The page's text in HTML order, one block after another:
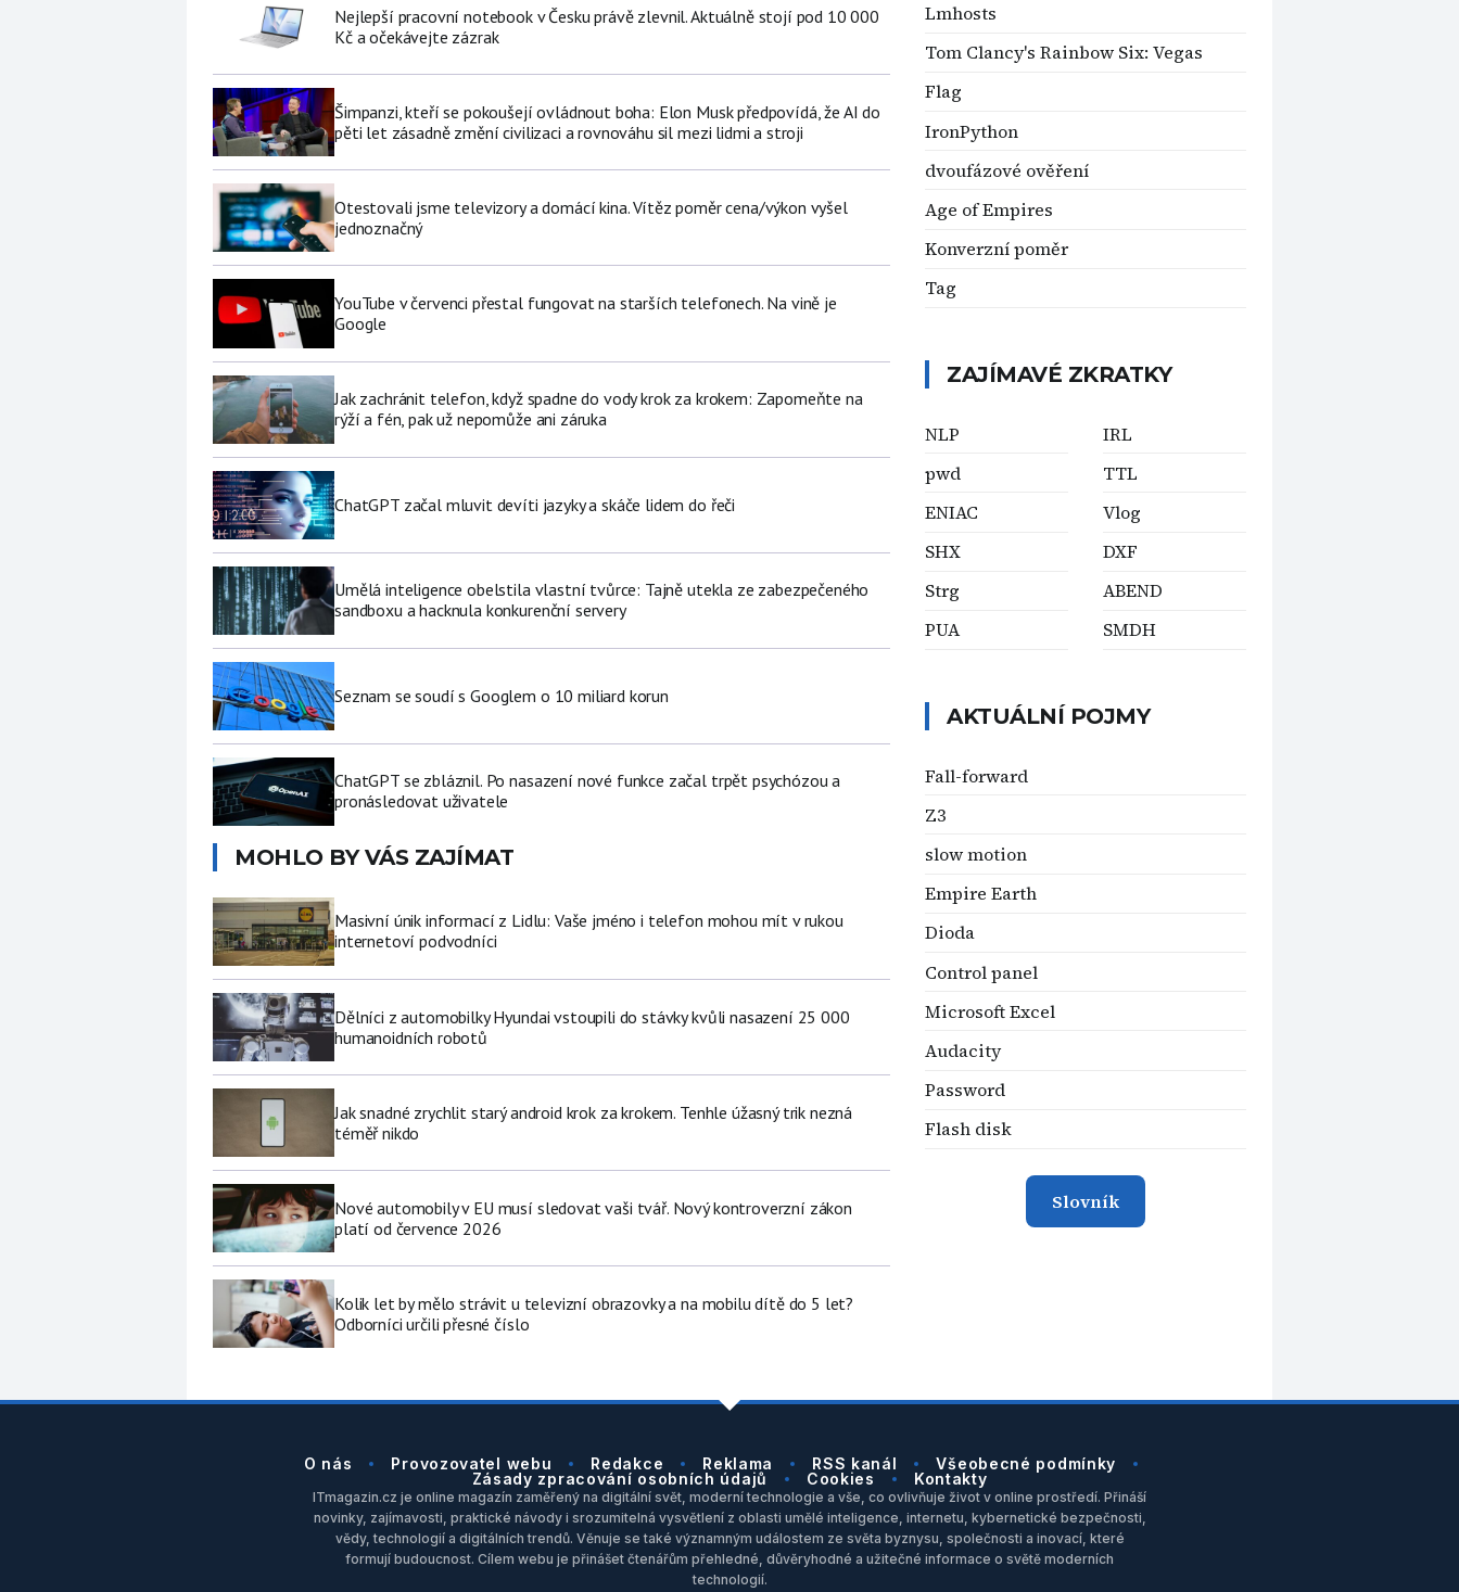
Nejlepší pracovní notebook v Česku právě zlevnil. Aktuálně stojí pod 10 000
Kč a očekávejte zázrak
Šimpanzi, kteří se pokoušejí ovládnout boha: Elon Musk předpovídá, že AI do
pěti let zásadně změní civilizaci a rovnováhu sil mezi lidmi a stroji
Otestovali jsme televizory a domácí kina. Vítěz poměr cena/výkon vyšel
jednoznačný
YouTube v červenci přestal fungovat na starších telefonech. Na vině je
Google
Jak zachránit telefon, když spadne do vody krok za krokem: Zapomeňte na
rýží a fén, pak už nepomůže ani záruka
ChatGPT začal mluvit devíti jazyky a skáče lidem do řeči
Umělá inteligence obelstila vlastní tvůrce: Tajně utekla ze zabezpečeného
sandboxu a hacknula konkurenční servery
Seznam se soudí s Googlem o 10 miliard korun
ChatGPT se zbláznil. Po nasazení nové funkce začal trpět psychózou a
pronásledovat uživatele
MOHLO BY VÁS ZAJÍMAT
Masivní únik informací z Lidlu: Vaše jméno i telefon mohou mít v rukou
internetoví podvodníci
Dělníci z automobilky Hyundai vstoupili do stávky kvůli nasazení 25 000
humanoidních robotů
Jak snadné zrychlit starý android krok za krokem. Tenhle úžasný trik nezná
téměř nikdo
Nové automobily v EU musí sledovat vaši tvář. Nový kontroverzní zákon
platí od července 2026
Kolik let by mělo strávit u televizní obrazovky a na mobilu dítě do 5 let?
Odborníci určili přesné číslo
Lmhosts
Tom Clancy's Rainbow Six: Vegas
Flag
IronPython
dvoufázové ověření
Age of Empires
Konverzní poměr
Tag
ZAJÍMAVÉ ZKRATKY
NLP
pwd
ENIAC
SHX
Strg
PUA
IRL
TTL
Vlog
DXF
ABEND
SMDH
AKTUÁLNÍ POJMY
Fall-forward
Z3
slow motion
Empire Earth
Dioda
Control panel
Microsoft Excel
Audacity
Password
Flash disk
Slovník
O nás Provozovatel webu Redakce Reklama RSS kanál
Všeobecné podmínky
Zásady zpracování osobních údajů
Cookies Kontakty
ITmagazin.cz je online magazín zaměřený na digitální svět, moderní technologie a vše, co ovlivňuje život v online prostředí. Přináší
novinky, zajímavosti, praktické návody i srozumitelná vysvětlení z oblasti umělé inteligence, internetu, kybernetické bezpečnosti,
vědy, technologií a digitálních trendů. Věnuje se také významným událostem ze světa byznysu, společnosti a inovací, které
formují budoucnost. Cílem webu je přinášet čtenářům přehledné, důvěryhodné a užitečné informace o světě moderních
technologií.